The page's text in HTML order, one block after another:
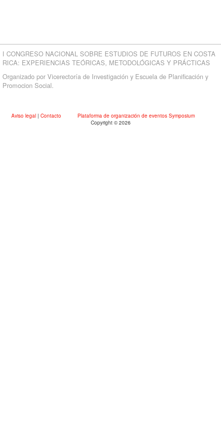
I CONGRESO NACIONAL SOBRE ESTUDIOS DE FUTUROS EN COSTA
RICA: EXPERIENCIAS TEÓRICAS, METODOLÓGICAS Y PRÁCTICAS
Organizado por Vicerectoría de Investigación y Escuela de Planificación y
Promocion Social.
Aviso legal | Contacto
Plataforma de organización de eventos Symposium
Copyright © 2026